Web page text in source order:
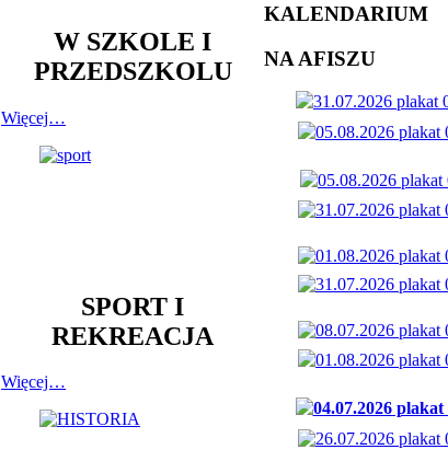
W SZKOLE I
PRZEDSZKOLU
Więcej…
SPORT I
REKREACJA
Więcej…
KALENDARIUM
NA AFISZU